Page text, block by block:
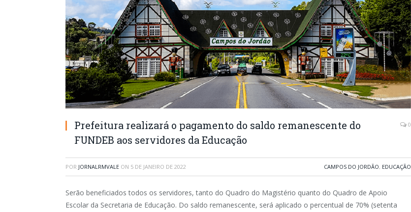
Prefeitura realizará o pagamento do saldo remanescente do
FUNDEB aos servidores da Educação
0
POR JORNALRMVALE ON 5 DE JANEIRO DE 2022 CAMPOS DO JORDÃO, EDUCAÇÃO
Serão beneficiados todos os servidores, tanto do Quadro do Magistério quanto do Quadro de Apoio
Escolar da Secretaria de Educação. Do saldo remanescente, será aplicado o percentual de 70% (setenta